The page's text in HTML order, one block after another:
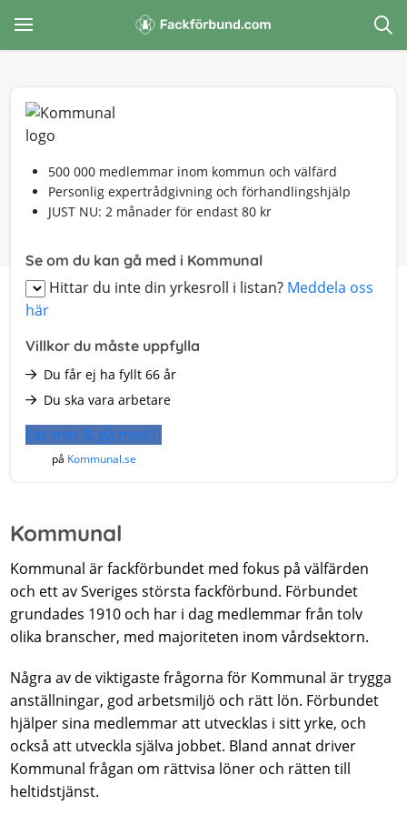
500 000 medlemmar inom kommun och välfärd
Personlig expertrådgivning och förhandlingshjälp
JUST NU: 2 månader för endast 80 kr
Se om du kan gå med i Kommunal
Hittar du inte din yrkesroll i listan? Meddela oss
här
Villkor du måste uppfylla
Du får ej ha fyllt 66 år
Du ska vara arbetare
Läs mer & gå med
på Kommunal.se
Kommunal
Kommunal är fackförbundet med fokus på välfärden
och ett av Sveriges största fackförbund. Förbundet
grundades 1910 och har i dag medlemmar från tolv
olika branscher, med majoriteten inom vårdsektorn.
Några av de viktigaste frågorna för Kommunal är trygga
anställningar, god arbetsmiljö och rätt lön. Förbundet
hjälper sina medlemmar att utvecklas i sitt yrke, och
också att utveckla själva jobbet. Bland annat driver
Kommunal frågan om rättvisa löner och rätten till
heltidstjänst.